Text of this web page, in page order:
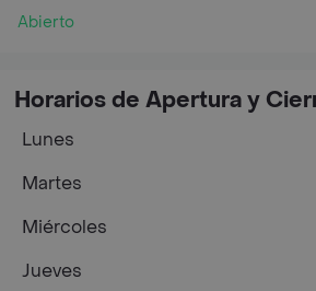
Abierto
Horarios de Apertura y
Lunes
Martes
Miércoles
Jueves